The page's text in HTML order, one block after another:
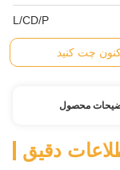
L/CD/P
چت کنید
محصول
دقیق